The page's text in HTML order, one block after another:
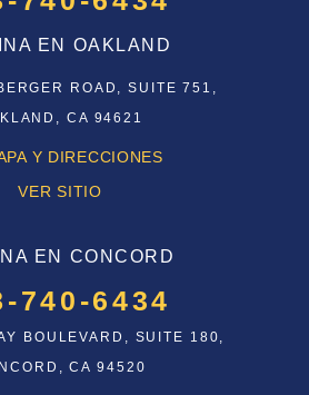
EN OAKLAND
ROAD, SUITE 751,
CA 94621
Y DIRECCIONES
VER SITIO
EN CONCORD
740-6434
BOULEVARD, SUITE 180,
CA 94520